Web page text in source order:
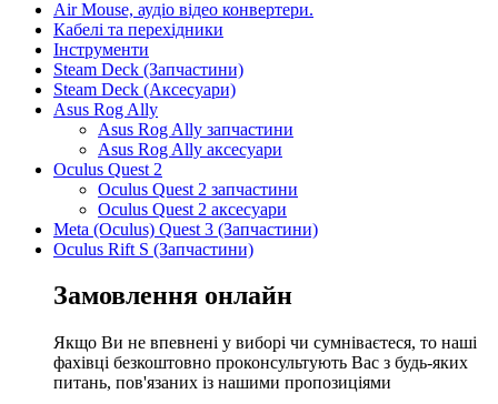
Air Mouse, аудіо відео конвертери.
Кабелі та перехідники
Інструменти
Steam Deck (Запчастини)
Steam Deck (Аксесуари)
Asus Rog Ally
Asus Rog Ally запчастини
Asus Rog Ally аксесуари
Oculus Quest 2
Oculus Quest 2 запчастини
Oculus Quest 2 аксесуари
Meta (Oculus) Quest 3 (Запчастини)
Oculus Rift S (Запчастини)
Замовлення онлайн
Якщо Ви не впевнені у виборі чи сумніваєтеся, то наші
фахівці безкоштовно проконсультують Вас з будь-яких
питань, пов'язаних із нашими пропозиціями